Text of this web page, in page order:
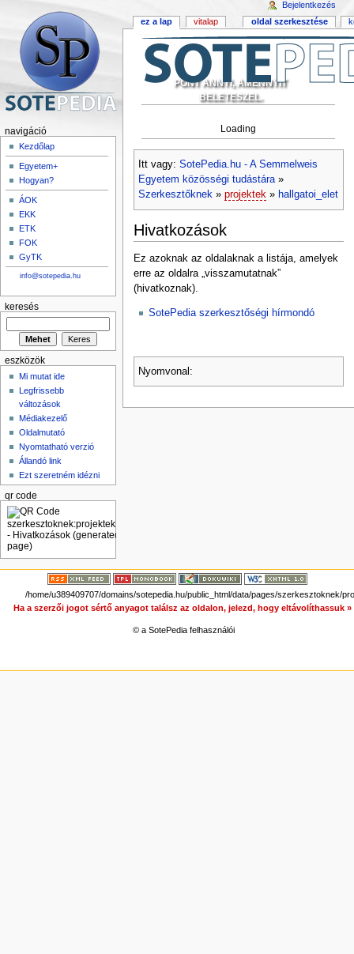
PONT ANNYI, AMENNYIT
BELETESZEL.
Loading
Itt vagy: SotePedia.hu - A Semmelweis
Egyetem közösségi tudástára»
Szerkesztőknek» projektek» hallgatoi_elet
Hivatkozások
Ez azoknak az oldalaknak a listája, amelyek
erre az oldalra „visszamutatnak”
(hivatkoznak).
SotePedia szerkesztőségi hírmondó
Nyomvonal:
ez a lap vitalap oldal szerkesztése
Bejelentkezés
navigáció
Kezdőlap
Egyetem+
Hogyan?
ÁOK
EKK
ETK
FOK
GyTK
info@sotepedia.hu
keresés
eszközök
Mi mutat ide
Legfrissebb
változások
Médiakezelő
Oldalmutató
Nyomtatható verzió
Állandó link
Ezt szeretném idézni
qr code
/home/u389409707/domains/sotepedia.hu/public_html/data/pages/szerkesztoknek/
Ha a szerzői jogot sértő anyagot találsz az oldalon, jelezd, hogy eltávolíthassuk »
© a SotePedia felhasználói